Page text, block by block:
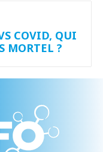
COVID, QUI
MORTEL ?